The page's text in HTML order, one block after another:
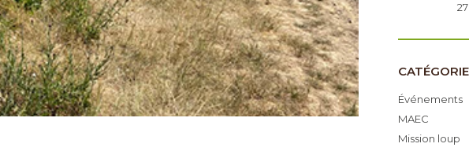
Événements
MAEC
Mission loup